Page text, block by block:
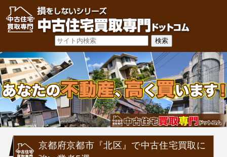
京都府京都市『北区』で中古住宅買取に